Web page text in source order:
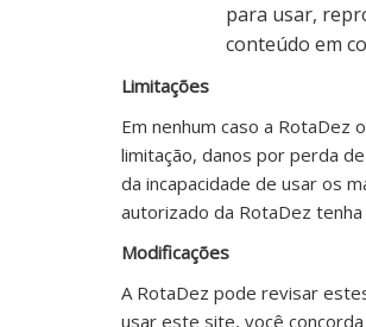
para usar,
conteúdo em
Limitações
Em nenhum caso a RotaDez
limitação, danos por perda
da incapacidade de usar os
autorizado da RotaDez
Modificações
A RotaDez pode revisar
usar este site, você